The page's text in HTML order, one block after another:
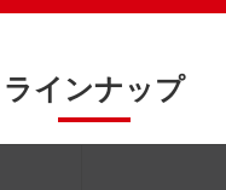
ラインナップ